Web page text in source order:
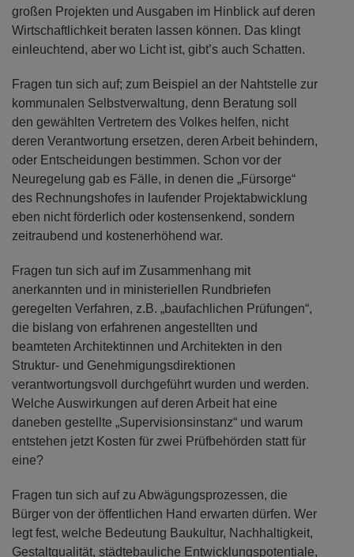
großen Projekten und Ausgaben im Hinblick auf deren
Wirtschaftlichkeit beraten lassen können. Das klingt
einleuchtend, aber wo Licht ist, gibt’s auch Schatten.
Fragen tun sich auf; zum Beispiel an der Nahtstelle zur
kommunalen Selbstverwaltung, denn Beratung soll
den gewählten Vertretern des Volkes helfen, nicht
deren Verantwortung ersetzen, deren Arbeit behindern,
oder Entscheidungen bestimmen. Schon vor der
Neuregelung gab es Fälle, in denen die „Fürsorge“
des Rechnungshofes in laufender Projektabwicklung
eben nicht förderlich oder kostensenkend, sondern
zeitraubend und kostenerhöhend war.
Fragen tun sich auf im Zusammenhang mit
anerkannten und in ministeriellen Rundbriefen
geregelten Verfahren, z.B. „baufachlichen Prüfungen“,
die bislang von erfahrenen angestellten und
beamteten Architektinnen und Architekten in den
Struktur- und Genehmigungsdirektionen
verantwortungsvoll durchgeführt wurden und werden.
Welche Auswirkungen auf deren Arbeit hat eine
daneben gestellte „Supervisionsinstanz“ und warum
entstehen jetzt Kosten für zwei Prüfbehörden statt für
eine?
Fragen tun sich auf zu Abwägungsprozessen, die
Bürger von der öffentlichen Hand erwarten dürfen. Wer
legt fest, welche Bedeutung Baukultur, Nachhaltigkeit,
Gestaltqualität, städtebauliche Entwicklungspotentiale,